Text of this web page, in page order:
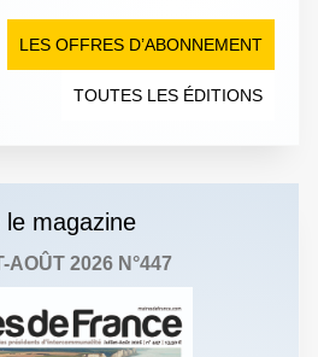
LES OFFRES D’ABONNEMENT
TOUTES LES ÉDITIONS
le magazine
AOÛT 2026 N°447